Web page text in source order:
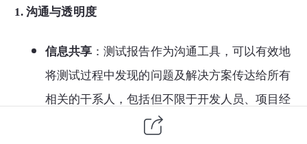
1.沟通与透明度
信息共享 ：测试报告作为沟通工具，可以有效地
将测试过程中发现的问题及解决方案传达给所有
相关的干系人，包括但不限于开发人员、项目经